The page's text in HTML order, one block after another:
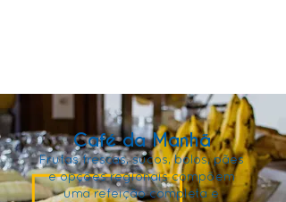
Café da Manhã
Frutas frescas, sucos, bolos, pães
e opções regionais compõem
uma refeição completa e